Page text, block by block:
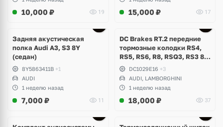
10,000 ₽ 19 15,000 ₽ 17
Задняя акустическая
полка Audi A3, S3 8Y
(седан)
8Y5863411B +1
AUDI
1 неделю назад
7,000 ₽ 11
DC Brakes RT.2 передние
тормозные колодки RS4,
RS5, RS6, R8, RSQ3, RS3 8V
(комплект 8 шт)
DC1029E16 +3
AUDI, LAMBORGHINI
1 неделю назад
18,000 ₽ 37